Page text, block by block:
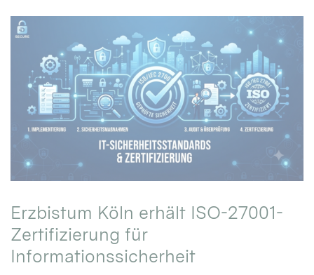
Erzbistum Köln erhält ISO-27001-
Zertifizierung für
Informationssicherheit